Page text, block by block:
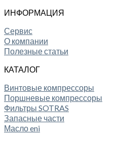
ИНФОРМАЦИЯ
Сервис
О компании
Полезные статьи
КАТАЛОГ
Винтовые компрессоры
Поршневые компрессоры
Фильтры SOTRAS
Запасные части
Масло eni